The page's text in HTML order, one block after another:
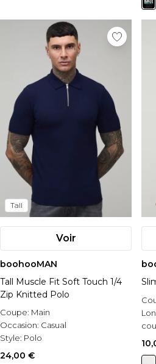
Tall
Voir
boohooMAN
Tall Muscle Fit Soft Touch 1/4
Zip Knitted Polo
Coupe: Main
Occasion: Casual
Style: Polo
24,00 €